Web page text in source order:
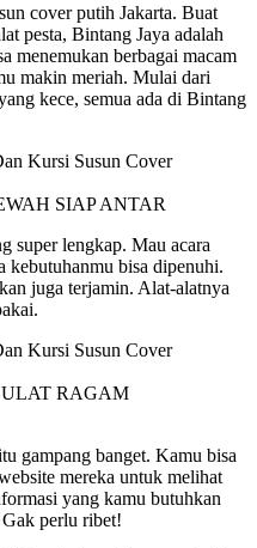
cover putih Jakarta. Buat
pesta, Bintang Jaya adalah
menemukan berbagai macam
makin meriah. Mulai dari
kece, semua ada di Bintang
SIAP ANTAR
super lengkap. Mau acara
kebutuhanmu bisa dipenuhi.
juga terjamin. Alat-alatnya
RAGAM
gampang banget. Kamu bisa
mereka untuk melihat
yang kamu butuhkan
perlu ribet!